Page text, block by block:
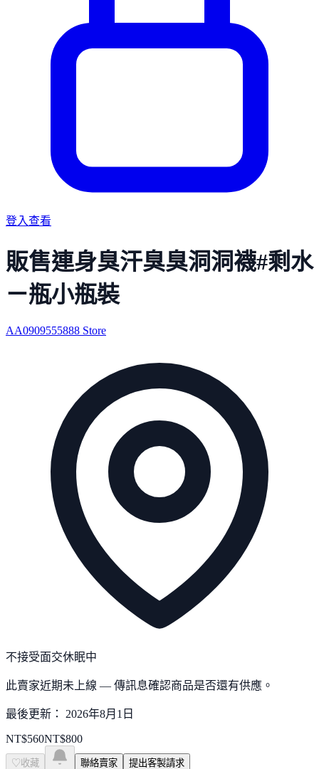
登入查看
販售連身臭汗臭臭洞洞襪#剩水
ㄧ瓶小瓶裝
AA0909555888 Store
不接受面交休眠中
此賣家近期未上線 — 傳訊息確認商品是否還有供應。
最後更新： 2026年8月1日
NT$560NT$800
♡ 收藏
聯絡賣家 提出客製請求